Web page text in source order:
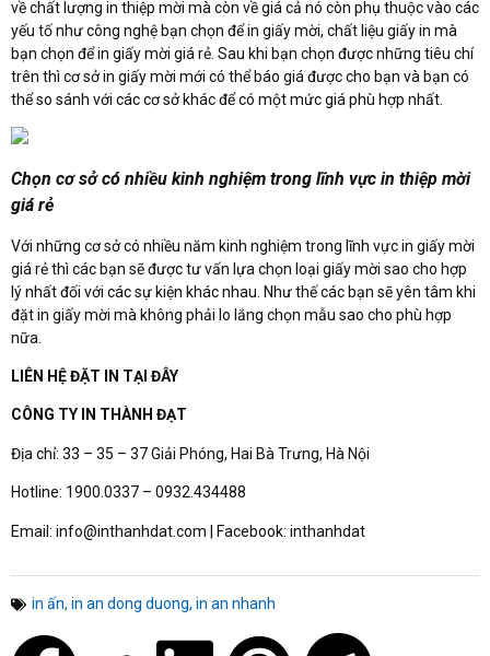
về chất lượng in thiệp mời mà còn về giá cả nó còn phụ thuộc vào các
yếu tố như công nghệ bạn chọn để in giấy mời, chất liệu giấy in mà
bạn chọn để in giấy mời giá rẻ. Sau khi bạn chọn được những tiêu chí
trên thì cơ sở in giấy mời mới có thể báo giá được cho bạn và bạn có
thể so sánh với các cơ sở khác để có một mức giá phù hợp nhất.
Chọn cơ sở có nhiều kinh nghiệm trong lĩnh vực in thiệp mời
giá rẻ
Với những cơ sở có nhiều năm kinh nghiệm trong lĩnh vực in giấy mời
giá rẻ thì các bạn sẽ được tư vấn lựa chọn loại giấy mời sao cho hợp
lý nhất đối với các sự kiện khác nhau. Như thế các bạn sẽ yên tâm khi
đặt in giấy mời mà không phải lo lắng chọn mẫu sao cho phù hợp
nữa.
LIÊN HỆ ĐẶT IN TẠI ĐÂY
CÔNG TY IN THÀNH ĐẠT
Địa chỉ: 33 – 35 – 37 Giải Phóng, Hai Bà Trưng, Hà Nội
Hotline: 1900.0337 – 0932.434488
Email: info@inthanhdat.com | Facebook: inthanhdat
in ấn, in an dong duong, in an nhanh